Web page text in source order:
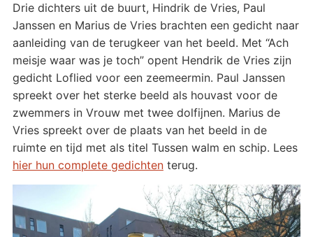
Drie dichters uit de buurt, Hindrik de Vries, Paul
Janssen en Marius de Vries brachten een gedicht naar
aanleiding van de terugkeer van het beeld. Met “Ach
meisje waar was je toch” opent Hendrik de Vries zijn
gedicht Loflied voor een zeemeermin. Paul Janssen
spreekt over het sterke beeld als houvast voor de
zwemmers in Vrouw met twee dolfijnen. Marius de
Vries spreekt over de plaats van het beeld in de
ruimte en tijd met als titel Tussen walm en schip. Lees
hier hun complete gedichtenterug.